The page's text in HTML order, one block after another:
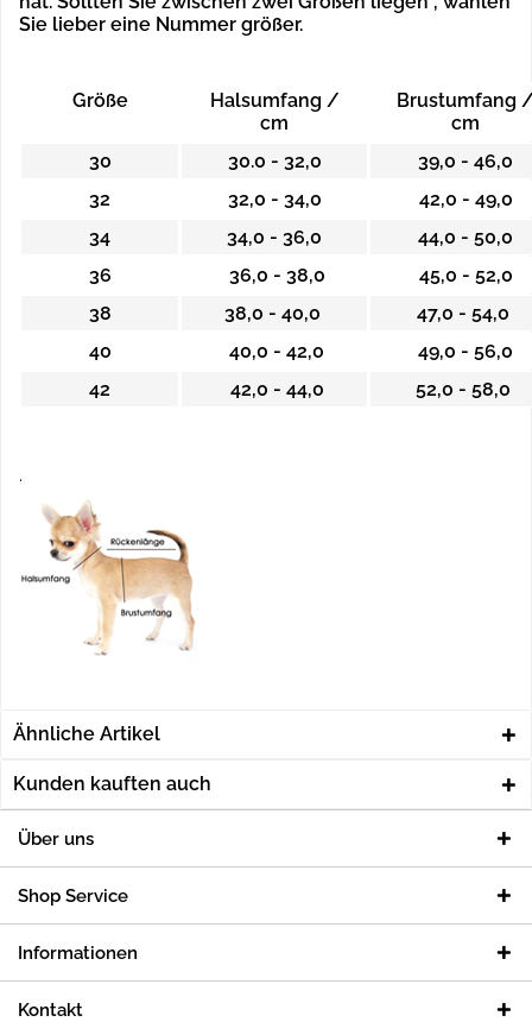
Sie lieber eine Nummer größer.
Größe
Halsumfang /
cm
Brustumfang
cm
30
30.0 - 32,0
39,0 - 46,0
32
32,0 - 34,0
42,0 - 49,0
34
34,0 - 36,0
44,0 - 50,0
36
36,0 - 38,0
45,0 - 52,0
38
38,0 - 40,0
47,0 - 54,0
40
40,0 - 42,0
49,0 - 56,0
42
42,0 - 44,0 52,0 - 58,0
.
Ähnliche Artikel
Kunden kauften auch
Über uns
Shop Service
Informationen
Kontakt